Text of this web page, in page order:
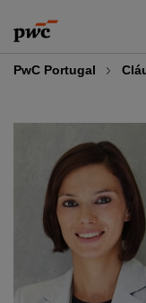
to
content
to
footer
PwC Portugal